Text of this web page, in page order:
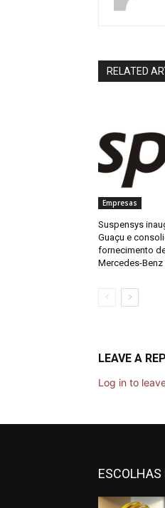
RELATED
Empresas
Suspensys
Guaçu e
fornecimento
Mercedes-Benz
LEAVE A
Log in to
ESCOLHAS